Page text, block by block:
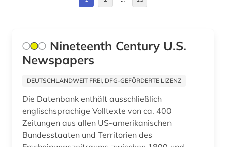
berühmte persönlichkeit (1)
bestandsverzeichnis (1)
betriebsdaten (1)
bevölkerungsstatistik (1)
bibliografie (11)
Irland (7)
Island (1)
Israel (2)
Italien (4)
Japan (4)
Nineteenth Century U.S.
Newspapers
DEUTSCHLANDWEIT FREI, DFG-GEFÖRDERTE LIZENZ
Die Datenbank enthält ausschließlich
englischsprachige Volltexte von ca. 400
Zeitungen aus allen US-amerikanischen
Bundesstaaten und Territorien des